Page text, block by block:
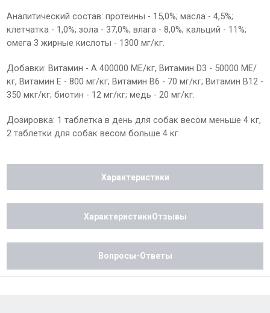
Аналитический состав: протеины - 15,0%; масла - 4,5%;
клетчатка - 1,0%; зола - 37,0%; влага - 8,0%; кальций - 11%;
омега 3 жирные кислоты - 1300 мг/кг.
Добавки: Витамин - А 400000 МЕ/кг, Витамин D3 - 50000 МЕ/
кг, Витамин Е - 800 мг/кг; Витамин В6 - 70 мг/кг; Витамин В12 -
350 мкг/кг; биотин - 12 мг/кг; медь - 20 мг/кг.
Дозировка: 1 таблетка в день для собак весом меньше 4 кг,
2 таблетки для собак весом больше 4 кг.
Характеристики
ХарактеристикиОтзывы
Вопросы-Ответы